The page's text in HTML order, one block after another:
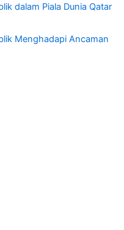
dalam Piala Dunia Qatar
Menghadapi Ancaman